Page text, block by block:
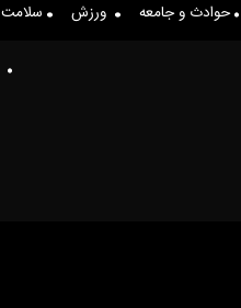
حوادث و جامعه ورزش سلامت